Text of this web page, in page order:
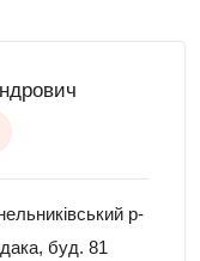
р-
буд. 81